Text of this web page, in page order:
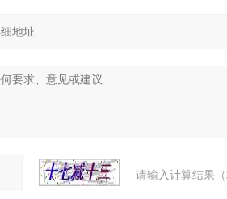
请输入计算结果